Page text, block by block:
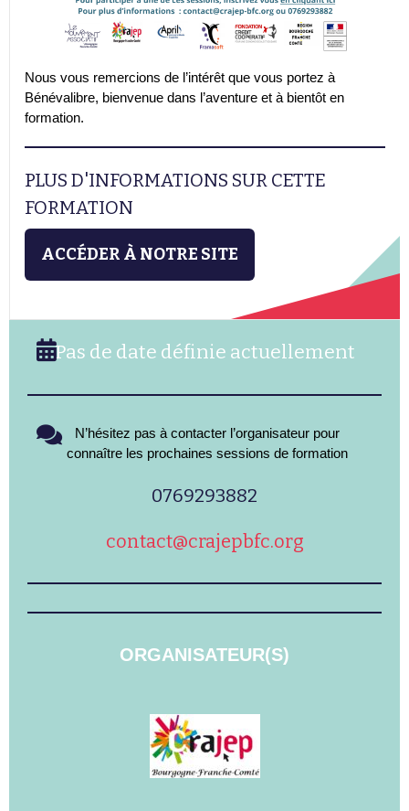
Nous vous remercions de l’intérêt que vous portez à
Bénévalibre, bienvenue dans l’aventure et à bientôt en
formation.
PLUS D'INFORMATIONS SUR CETTE
FORMATION
ACCÉDER À NOTRE SITE
Pas de date définie actuellement
N’hésitez pas à contacter l’organisateur pour
connaître les prochaines sessions de formation
0769293882
contact@crajepbfc.org
ORGANISATEUR(S)